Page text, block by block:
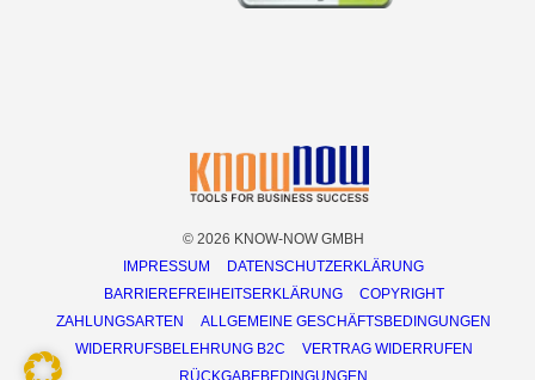
© 2026 KNOW-NOW GMBH
IMPRESSUM
DATENSCHUTZERKLÄRUNG
BARRIEREFREIHEITSERKLÄRUNG
COPYRIGHT
ZAHLUNGSARTEN
ALLGEMEINE GESCHÄFTSBEDINGUNGEN
WIDERRUFSBELEHRUNG B2C
VERTRAG WIDERRUFEN